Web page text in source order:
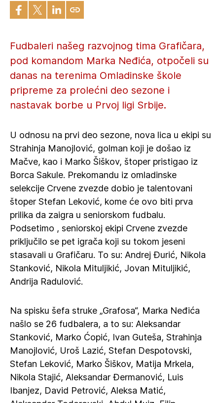
Fudbaleri našeg razvojnog tima Grafičara,
pod komandom Marka Neđića, otpočeli su
danas na terenima Omladinske škole
pripreme za prolećni deo sezone i
nastavak borbe u Prvoj ligi Srbije.
U odnosu na prvi deo sezone, nova lica u ekipi su
Strahinja Manojlović, golman koji je došao iz
Mačve, kao i Marko Šiškov, štoper pristigao iz
Borca Sakule. Prekomandu iz omladinske
selekcije Crvene zvezde dobio je talentovani
štoper Stefan Leković, kome će ovo biti prva
prilika da zaigra u seniorskom fudbalu.
Podsetimo , seniorskoj ekipi Crvene zvezde
priključilo se pet igrača koji su tokom jeseni
stasavali u Grafičaru. To su: Andrej Đurić, Nikola
Stanković, Nikola Mituljikić, Jovan Mituljikić,
Andrija Radulović.
Na spisku šefa struke „Grafosa“, Marka Neđića
našlo se 26 fudbalera, a to su: Aleksandar
Stanković, Marko Ćopić, Ivan Guteša, Strahinja
Manojlović, Uroš Lazić, Stefan Despotovski,
Stefan Leković, Marko Šiškov, Matija Mrkela,
Nikola Stajić, Aleksandar Đermanović, Luis
Ibanjez, David Petrović, Aleksa Matić,